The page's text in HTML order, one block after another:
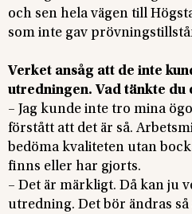
och sen hela vägen till
som inte gav
Verket ansåg att de inte
utredningen. Vad tänkte du
– Jag kunde inte tro mina
förstått att det är så.
bedöma kvaliteten utan
finns eller har gjorts.
– Det är märkligt. Då kan ju
utredning. Det bör ändras